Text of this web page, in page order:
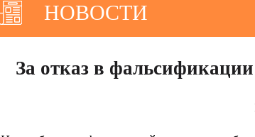
НОВОСТИ
За отказ в